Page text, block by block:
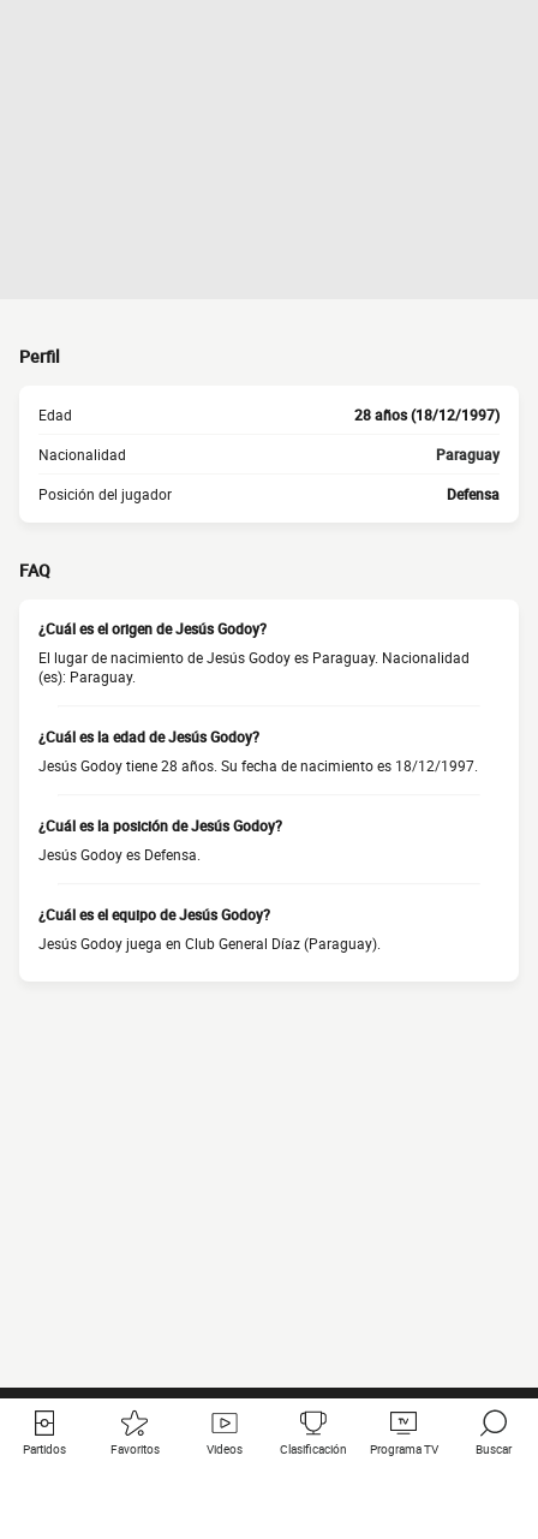
Perfil
Edad 28 años (18/12/1997)
Nacionalidad Paraguay
Posición del jugador Defensa
FAQ
¿Cuál es el origen de Jesús Godoy?
El lugar de nacimiento de Jesús Godoy es Paraguay. Nacionalidad
(es): Paraguay.
¿Cuál es la edad de Jesús Godoy?
Jesús Godoy tiene 28 años. Su fecha de nacimiento es 18/12/1997.
¿Cuál es la posición de Jesús Godoy?
Jesús Godoy es Defensa.
¿Cuál es el equipo de Jesús Godoy?
Jesús Godoy juega en Club General Díaz (Paraguay).
Partidos Favoritos Videos Clasificación Programa TV Buscar